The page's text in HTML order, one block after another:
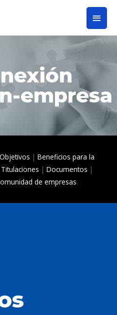
empresa
Objetivos | Beneficios para la
Titulaciones | Documentos |
de empresas.